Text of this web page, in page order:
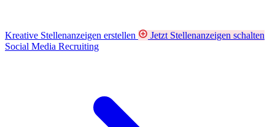
Kreative Stellenanzeigen erstellen
Jetzt Stellenanzeigen schalten
Social Media Recruiting